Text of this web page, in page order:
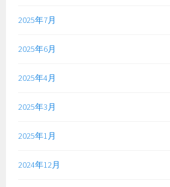
2025年7月
2025年6月
2025年4月
2025年3月
2025年1月
2024年12月